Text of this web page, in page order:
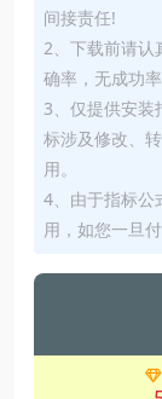
间接责任!
2、下载前请认
确率，无成功
3、仅提供安装
标涉及修改、
用。
4、由于指标公
用，如您一旦